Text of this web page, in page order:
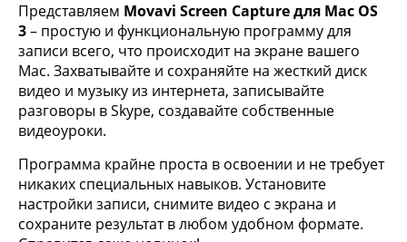
Представляем Movavi Screen Capture для Mac OS
3– простую и функциональную программу для
записи всего, что происходит на экране вашего
Mac. Захватывайте и сохраняйте на жесткий диск
видео и музыку из интернета, записывайте
разговоры в Skype, создавайте собственные
видеоуроки.
Программа крайне проста в освоении и не требует
никаких специальных навыков. Установите
настройки записи, снимите видео с экрана и
сохраните результат в любом удобном формате.